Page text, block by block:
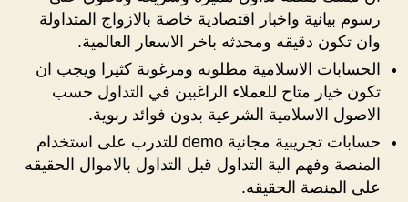
رسوم بيانية واخبار اقتصادية خاصة بالازواج المتداولة
وان تكون دقيقه ومحدثه باخر الاسعار العالمية.
الحسابات الاسلامية مطلوبه ومرغوبة كثيرا ويجب ان
تكون خيار متاح للعملاء الراغبين في التداول حسب
الاصول الاسلامية الشرعية بدون فوائد ربوية.
حسابات تجريبية مجانية demo للتدرب على استخدام
المنصة وفهم الية التداول قبل التداول بالاموال الحقيقه
على المنصة الحقيقه.